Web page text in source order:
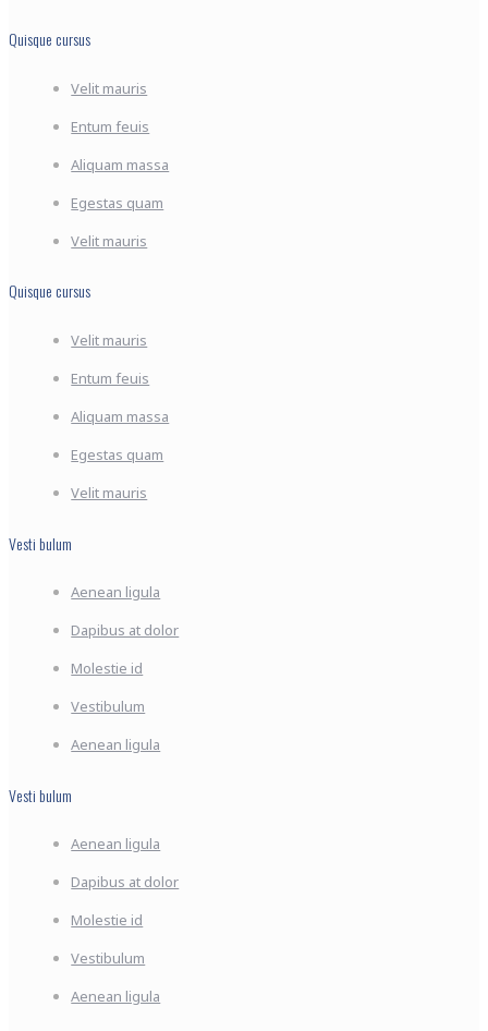
Quisque cursus
Velit mauris
Entum feuis
Aliquam massa
Egestas quam
Velit mauris
Quisque cursus
Velit mauris
Entum feuis
Aliquam massa
Egestas quam
Velit mauris
Vesti bulum
Aenean ligula
Dapibus at dolor
Molestie id
Vestibulum
Aenean ligula
Vesti bulum
Aenean ligula
Dapibus at dolor
Molestie id
Vestibulum
Aenean ligula